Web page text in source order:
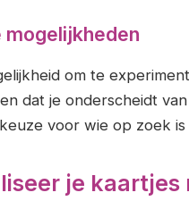
om te
dat je onderscheidt
voor wie op zoek
je